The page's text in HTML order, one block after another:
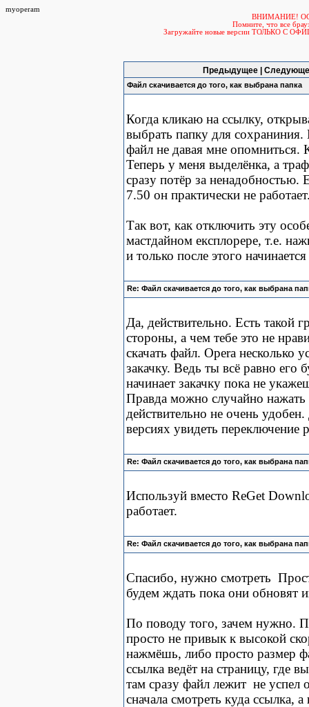
myoperam
ВНИМАНИЕ!
Помните, что все
Загружайте новые версии ТОЛЬКО С
Предыдущее |
Файл скачивается до того, как выбрана папка
Когда кликаю на ссылку,
выбрать папку для сохраниния.
файл не давая мне опомниться.
Теперь у меня выделёнка, а
сразу потёр за ненадобностью.
7.50 он практически не
Так вот, как отключить эту
мастдайном експлорере, т.е.
и только после этого начинается
Re: Файл скачивается до того, как выбрана
Да, действительно. Есть такой
стороны, а чем тебе это не
скачать файл. Opera несколько
закачку. Ведь ты всё равно его
начинает закачку пока не
Правда можно случайно
действительно не очень
версиях увидеть переключение
Re: Файл скачивается до того, как выбрана
Используй вместо ReGet
работает.
Re: Файл скачивается до того, как выбрана
Спасибо, нужно смотреть
будем ждать пока они обновят
По поводу того, зачем нужно.
просто не привык к высокой
нажмёшь, либо просто размер
ссылка ведёт на страницу, где
там сразу файл лежит не успел
сначала смотреть куда ссылка,